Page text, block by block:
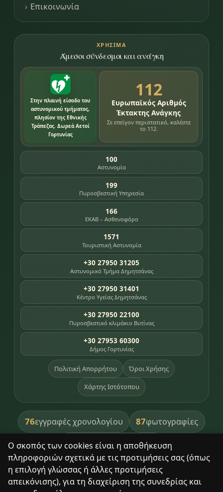
Ο σκοπός των cookies είναι η αποθήκευση
πληροφοριών σχετικά με τις προτιμήσεις σας (όπως
η επιλογή γλώσσας ή άλλες προτιμήσεις
απεικόνισης), για τη διαχείριση της συνεδρίας και
Επικοινωνία
ΧΡΉΣΙΜΑ
Άμεσοι σύνδεσμοι και ανάγκη
Στην πλαινή είσοδο του
αστυνομικού τμήματος,
πλησίον της Εθνικής
Τράπεζας. Δωρεά Αετοί
Γορτυνίας
112
Ευρωπαϊκός Αριθμός
Έκτακτης Ανάγκης
Σε επείγον περιστατικό, καλέστε
το 112.
100
Αστυνομία
199
Πυροσβεστική Υπηρεσία
166
ΕΚΑΒ – Ασθενοφόρο
1571
Τουριστική Αστυνομία
+30 27950 31205
Αστυνομικό Τμήμα Δημητσάνας
+30 27950 31401
Κέντρο Υγείας Δημητσάνας
+30 27950 22100
Πυροσβεστικό κλιμάκιο Βυτίνας
+30 27953 60300
Δήμος Γορτυνίας
Πολιτική Απορρήτου Όροι Χρήσης
Χάρτης Ιστότοπου
76εγγραφές χρονολογίου 87φωτογραφίες
391βιβλία βιβλιοθήκης
8σημεία κληρονομιάς